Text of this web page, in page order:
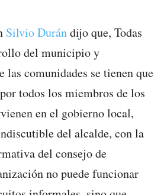
Silvio Durándijo que, Todas
del municipio y
las comunidades se tienen que
todos los miembros de los
en el gobierno local,
del alcalde, con la
del consejo de
no puede funcionar